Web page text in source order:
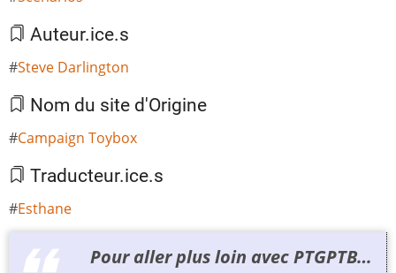
Auteur.ice.s
Steve Darlington
Nom du site d'Origine
Campaign Toybox
Traducteur.ice.s
Esthane
Pour aller plus loin avec PTGPTB…